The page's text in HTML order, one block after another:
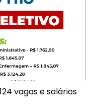
vagas e salários